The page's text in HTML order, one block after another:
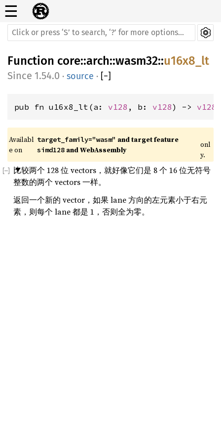
☰
Function core::arch::wasm32::u16x8_lt
1.54.0 · source · [−]
pub fn u16x8_lt(a: v128 , b: v128) -> v128
Availabl
e on
target_family="wasm" and target feature
simd128 and WebAssembly
onl
y.
比较两个 128 位 vectors，就好像它们是 8 个 16 位无符号
整数的两个 vectors 一样。
返回一个新的 vector，如果 lane 方向的左元素小于右元
素，则每个 lane 都是 1，否则全为零。